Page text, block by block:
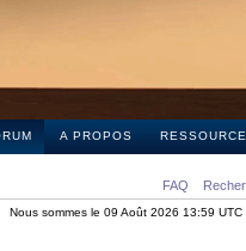
A PROPOS
FAQ
Nous sommes le 09 Août 2026 13:59 UTC